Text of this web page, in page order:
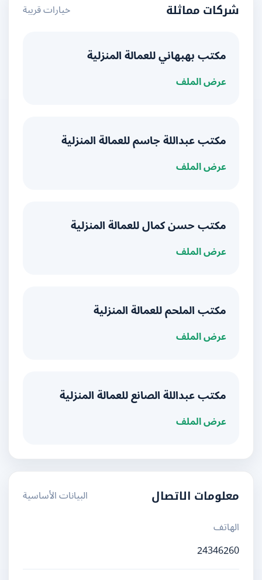
شركات مماثلة خيارات قريبة
مكتب بهبهاني للعمالة المنزلية
عرض الملف
مكتب عبداللة جاسم للعمالة المنزلية
عرض الملف
مكتب حسن كمال للعمالة المنزلية
عرض الملف
مكتب الملحم للعمالة المنزلية
عرض الملف
مكتب عبداللة الصانع للعمالة المنزلية
عرض الملف
معلومات الاتصال
البيانات الأساسية
الهاتف
24346260